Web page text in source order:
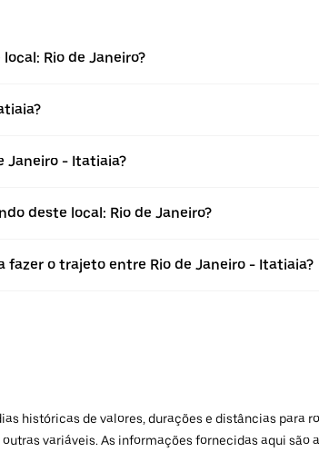
Rio de Janeiro?
Janeiro - Itatiaia?
deste local: Rio de Janeiro?
fazer o trajeto entre Rio de Janeiro - Itatiaia?
históricas de valores, durações e distâncias para
variáveis. As informações fornecidas aqui são